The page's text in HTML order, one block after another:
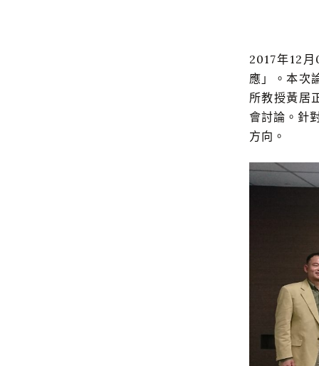
2017年12
應」。本次
所教授黃居
會討論。針
方向。